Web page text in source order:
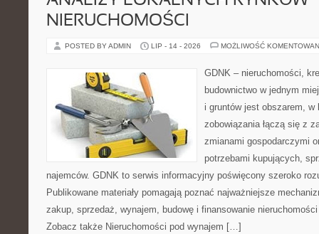
NIERUCHOMOŚCI
POSTED BY ADMIN LIP - 14 - 2026 MOŻLIWOŚĆ
GDNK – nieruchomości,
budownictwo w jednym
i gruntów jest obszarem, w
zobowiązania łączą się z
zmianami gospodarczymi
potrzebami kupujących,
najemców. GDNK to serwis informacyjny poświęcony szeroko
Publikowane materiały pomagają poznać najważniejsze
zakup, sprzedaż, wynajem, budowę i finansowanie
Zobacz także Nieruchomości pod wynajem […]